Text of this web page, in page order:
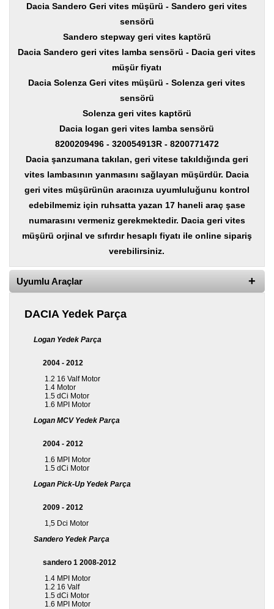
Ampül
Dacia
Yedekleri
Aksesuar
Motor
Yağları
Grubu
Dacia Sandero Geri vites müşürü - Sandero geri vites
sensörü
Sandero stepway geri vites kaptörü
Dacia Sandero geri vites lamba sensörü - Dacia geri vites
müşür fiyatı
Dacia Solenza Geri vites müşürü - Solenza geri vites
sensörü
Solenza geri vites kaptörü
Dacia logan geri vites lamba sensörü
8200209496 - 320054913R - 8200771472
Dacia şanzumana takılan, geri vitese takıldığında geri
vites lambasının yanmasını sağlayan müşürdür. Dacia
geri vites müşürünün aracınıza uyumluluğunu kontrol
edebilmemiz için ruhsatta yazan 17 haneli araç şase
numarasını vermeniz gerekmektedir. Dacia geri vites
müşürü orjinal ve sıfırdır hesaplı fiyatı ile online sipariş
verebilirsiniz.
Uyumlu Araçlar
DACIA Yedek Parça
Logan Yedek Parça
2004 - 2012
1.2 16 Valf Motor
1.4 Motor
1.5 dCi Motor
1.6 MPI Motor
Logan MCV Yedek Parça
2004 - 2012
1.6 MPI Motor
1.5 dCi Motor
Logan Pick-Up Yedek Parça
2009 - 2012
1,5 Dci Motor
Sandero Yedek Parça
sandero 1 2008-2012
1.4 MPI Motor
1.2 16 Valf
1.5 dCi Motor
1.6 MPI Motor